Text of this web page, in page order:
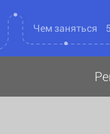
Чем заняться